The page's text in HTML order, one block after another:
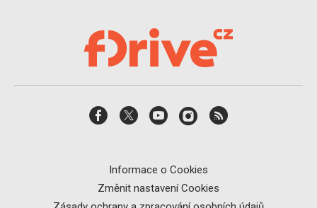
Informace o Cookies
Změnit nastavení Cookies